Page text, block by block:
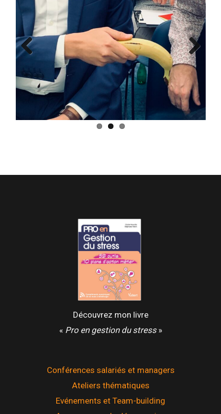
ous
Next
Découvrez mon livre
« Pro en gestion du stress»
Conférences salariés et managers
Ateliers thématiques
Evénements et Team-building